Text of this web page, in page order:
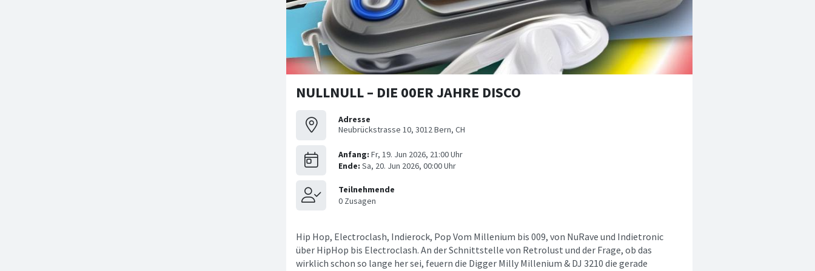
NULLNULL – DIE 00ER JAHRE DISCO
Adresse
Neubrückstrasse 10, 3012 Bern, CH
Hip Hop, Electroclash, Indierock, Pop Vom Millenium bis 009, von NuRave und Indietronic
über HipHop bis Electroclash. An der Schnittstelle von Retrolust und der Frage, ob das
wirklich schon so lange her sei, feuern die Digger Milly Millenium & DJ 3210 die gerade